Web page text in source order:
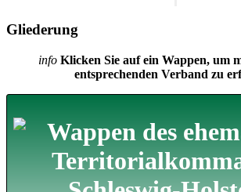
Gliederung
info Klicken Sie auf ein Wappen, um
entsprechenden Verband zu